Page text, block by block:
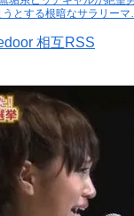
うとする根暗なサラリー
相互RSS